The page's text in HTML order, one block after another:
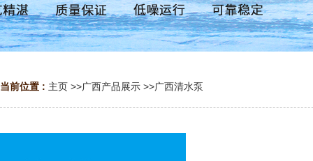
当前位置 : 主页 >>广西产品展示 >>广西清水泵